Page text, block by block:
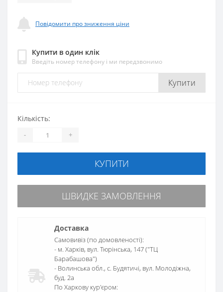
Повідомити про зниження ціни
Купити в один клік
Введіть номер телефону і ми передзвонимо
Купити
Кількість:
- +
КУПИТИ
ШВИДКЕ ЗАМОВЛЕННЯ
Доставка
Самовивіз (по домовленості):
- м. Харків, вул. Тюрінська, 147 ("ТЦ
Барабашова")
- Волинська обл., c. Будятичі, вул. Молодіжна,
буд. 2а
По Харкову кур'єром: